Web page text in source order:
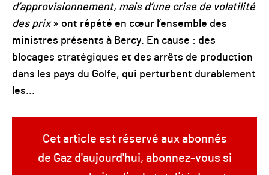
d’approvisionnement, mais d’une crise de volatilité
des prix» ont répété en cœur l’ensemble des
ministres présents à Bercy. En cause : des
blocages stratégiques et des arrêts de production
dans les pays du Golfe, qui perturbent durablement
les...
Cet article est réservé aux abonnés
de Gaz d'aujourd'hui, abonnez-vous si